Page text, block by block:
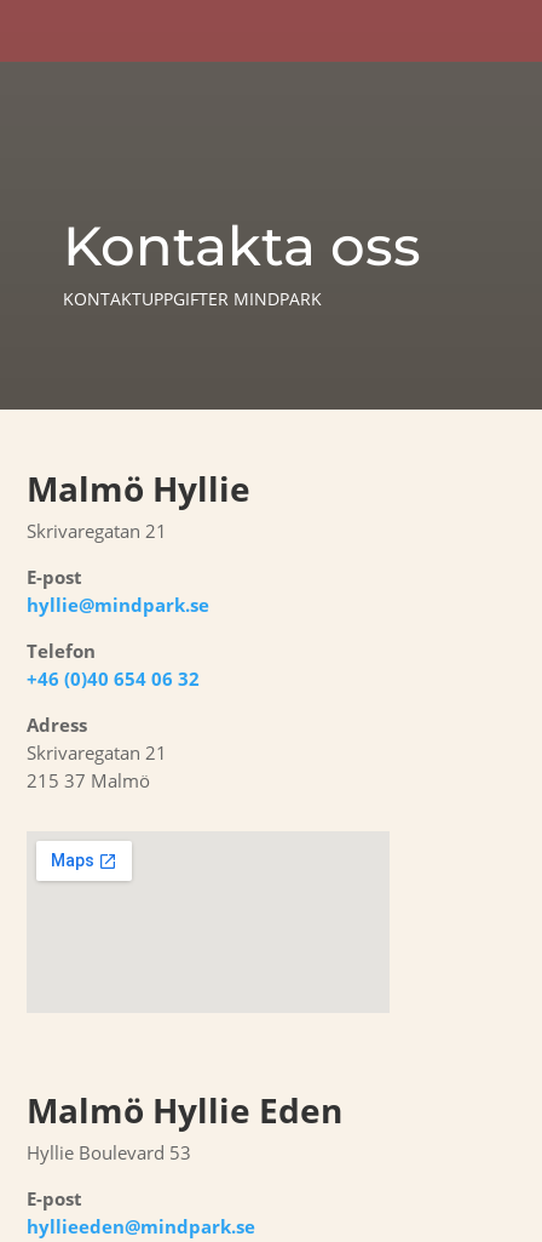
Kontakta oss
KONTAKTUPPGIFTER MINDPARK
Malmö Hyllie
Skrivaregatan 21
E-post
hyllie@mindpark.se
Telefon
+46 (0)40 654 06 32
Adress
Skrivaregatan 21
215 37 Malmö
Malmö Hyllie Eden
Hyllie Boulevard 53
E-post
hyllieeden@mindpark.se